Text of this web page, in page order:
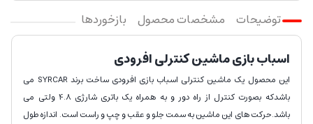
توضیحات مشخصات محصول بازخوردها
اسباب بازی ماشین کنترلی افرودی
این محصول یک ماشین کنترلی اسباب بازی افرودی ساخت برند SYRCAR می
باشدکه بصورت کنترل از راه دور و به همراه یک باتری شارژی 4.8 ولتی می
باشد.حرکت های این ماشین به سمت جلو و عقب و چپ و راست است. اندازه طول